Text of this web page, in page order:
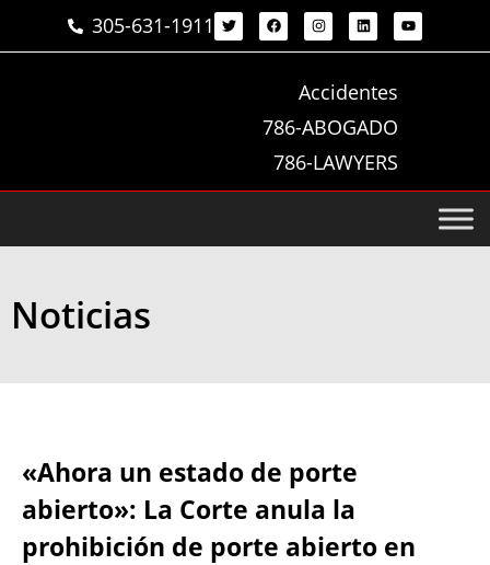
305-631-1911
Accidentes
786-ABOGADO
786-LAWYERS
Noticias
«Ahora un estado de porte
abierto»: La Corte anula la
prohibición de porte abierto en